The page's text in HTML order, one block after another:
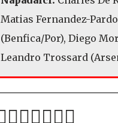
Matias Fernandez-
(Benfica/Por), Diego
Leandro Trossard